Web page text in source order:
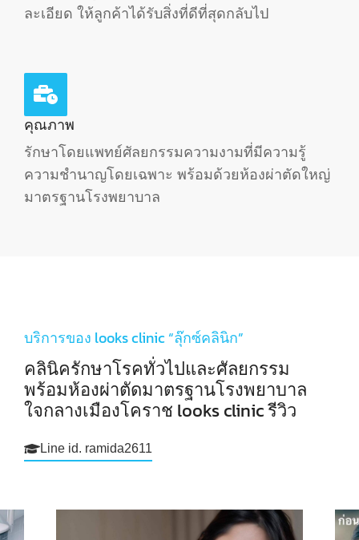
ละเอียด ให้ลูกค้าได้รับสิ่งที่ดีที่สุดกลับไป
คุณภาพ
รักษาโดยแพทย์ศัลยกรรมความงามที่มีความรู้
ความชำนาญโดยเฉพาะ พร้อมด้วยห้องผ่าตัดใหญ่
มาตรฐานโรงพยาบาล​
บริการของ looks clinic “ลุ๊กซ์คลินิก”
คลินิครักษาโรคทั่วไปและศัลยกรรม
พร้อมห้องผ่าตัดมาตรฐานโรงพยาบาล
ใจกลางเมืองโคราช looks clinic รีวิว
Line id. ramida2611